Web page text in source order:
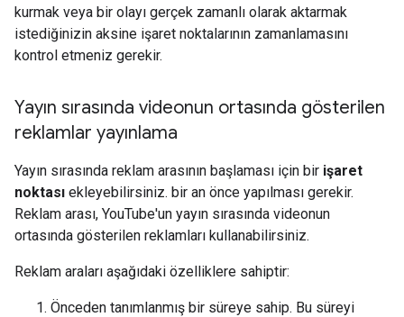
kurmak veya bir olayı gerçek zamanlı olarak aktarmak
istediğinizin aksine işaret noktalarının zamanlamasını
kontrol etmeniz gerekir.
Yayın sırasında videonun ortasında gösterilen
reklamlar yayınlama
Yayın sırasında reklam arasının başlaması için bir işaret
noktası ekleyebilirsiniz. bir an önce yapılması gerekir.
Reklam arası, YouTube'un yayın sırasında videonun
ortasında gösterilen reklamları kullanabilirsiniz.
Reklam araları aşağıdaki özelliklere sahiptir:
Önceden tanımlanmış bir süreye sahip. Bu süreyi